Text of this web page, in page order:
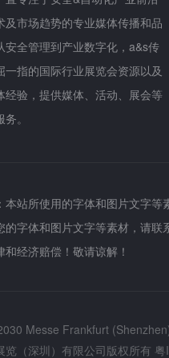
及市场趋势的专业媒体传播和品
安全管理到产业数字化，a&s传
一指的国际行业展览会资源以及
经验，提供媒体、活动、展会等
。
本站所使用的字体和图片文字
的字体和图片文字等素材，请
和经济赔偿！敬请谅解！
Messe Frankfurt
览（深圳）有限公司版权所有